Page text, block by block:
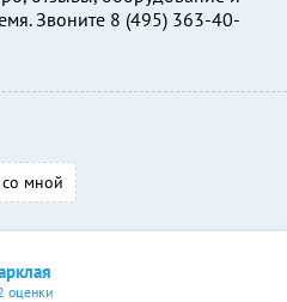
Звоните 8 (495) 363-40-
мной
оценки